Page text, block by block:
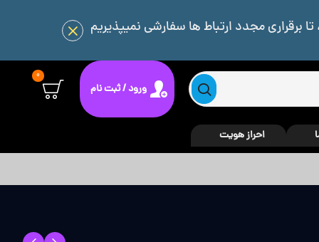
برقراری مجدد ارتباط ها سفارشی نمیپذیریم
ورود / ثبت نام
0
احراز هویت